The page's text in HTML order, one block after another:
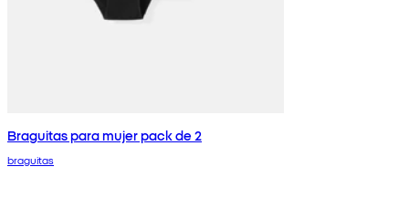
Braguitas para mujer pack de 2
braguitas